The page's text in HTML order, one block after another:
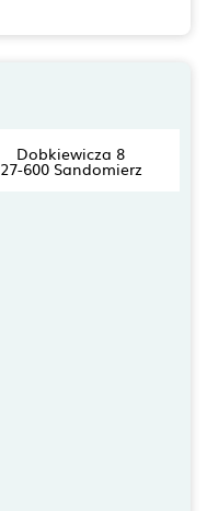
Dobkiewicza 8
27-600 Sandomierz